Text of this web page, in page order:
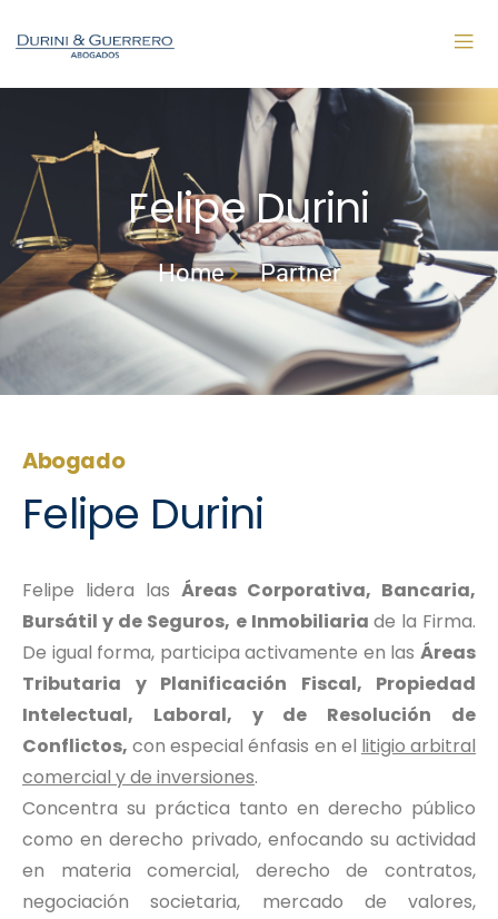
Felipe Durini
Home Partner
Abogado
Felipe Durini
Felipe lidera las Áreas Corporativa, Bancaria,
Bursátil y de Seguros, e Inmobiliaria de la Firma.
De igual forma, participa activamente en las Áreas
Tributaria y Planificación Fiscal, Propiedad
Intelectual, Laboral, y de Resolución de
Conflictos, con especial énfasis en el litigio arbitral
comercial y de inversiones.
Concentra su práctica tanto en derecho público
como en derecho privado, enfocando su actividad
en materia comercial, derecho de contratos,
negociación societaria, mercado de valores,